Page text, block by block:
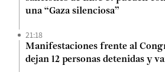
una “Gaza silenciosa”
21:18
Manifestaciones frente al
dejan 12 personas detenidas y